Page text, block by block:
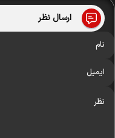
ارسال نظر